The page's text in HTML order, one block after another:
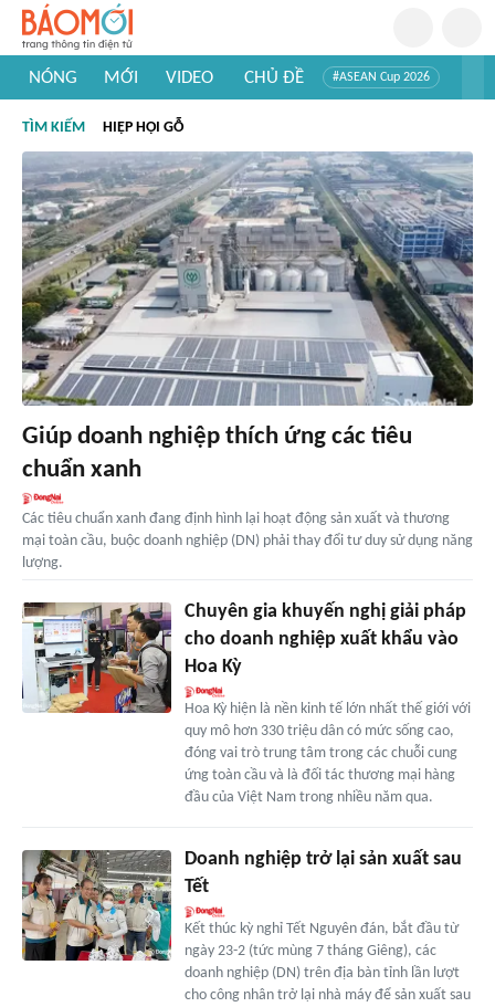
NÓNG MỚI VIDEO CHỦ ĐỀ #ASEAN Cup 2026
#Khám phá thế giới
TÌM KIẾM HIỆP HỘI GỖ
Giúp doanh nghiệp thích ứng các tiêu
chuẩn xanh
Các tiêu chuẩn xanh đang định hình lại hoạt động sản xuất và thương
mại toàn cầu, buộc doanh nghiệp (DN) phải thay đổi tư duy sử dụng năng
lượng.
Chuyên gia khuyến nghị giải pháp
cho doanh nghiệp xuất khẩu vào
Hoa Kỳ
Hoa Kỳ hiện là nền kinh tế lớn nhất thế giới với
quy mô hơn 330 triệu dân có mức sống cao,
đóng vai trò trung tâm trong các chuỗi cung
ứng toàn cầu và là đối tác thương mại hàng
đầu của Việt Nam trong nhiều năm qua.
Doanh nghiệp trở lại sản xuất sau
Tết
Kết thúc kỳ nghỉ Tết Nguyên đán, bắt đầu từ
ngày 23-2 (tức mùng 7 tháng Giêng), các
doanh nghiệp (DN) trên địa bàn tỉnh lần lượt
cho công nhân trở lại nhà máy để sản xuất sau